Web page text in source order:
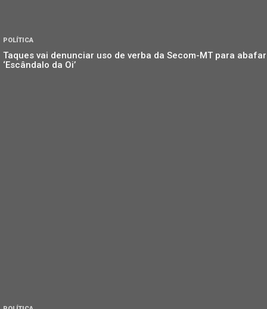
POLÍTICA
Taques vai denunciar uso de verba da Secom-MT para abafar
‘Escândalo da Oi’